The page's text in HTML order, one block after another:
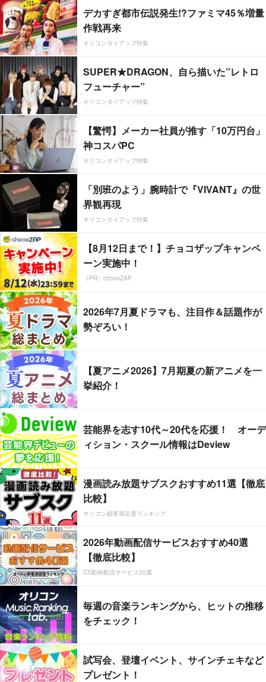
デカすぎ都市伝説発生!?ファミマ45％増量
作戦再来
オリコンタイアップ特集
SUPER★DRAGON、自ら描いた”レトロ
フューチャー”
オリコンタイアップ特集
【驚愕】メーカー社員が推す「10万円台」
神コスパPC
オリコンタイアップ特集
「別班のよう」腕時計で『VIVANT』の世
界観再現
オリコンタイアップ特集
【8月12日まで！】チョコザップキャンペ
ーン実施中！
（PR）chocoZAP
2026年7月夏ドラマも、注目作＆話題作が
勢ぞろい！
【夏アニメ2026】7月期夏の新アニメを一
挙紹介！
芸能界を志す10代～20代を応援！ オーデ
ィション・スクール情報はDeview
漫画読み放題サブスクおすすめ11選【徹底
比較】
オリコン顧客満足度ランキング
2026年動画配信サービスおすすめ40選
【徹底比較】
CS動画配信サービス20選
毎週の音楽ランキングから、ヒットの推移
をチェック！
試写会、登壇イベント、サインチェキなど
プレゼント！